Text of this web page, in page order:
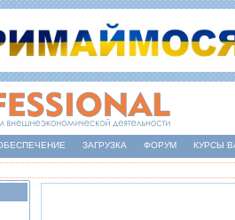
ЗАГРУЗКА ФОРУМ
КУРСЫ